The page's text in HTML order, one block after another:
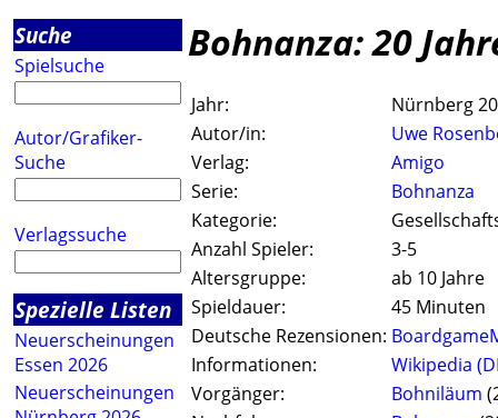
Suche
Spielsuche
Autor/Grafiker-
Suche
Verlagssuche
Spezielle Listen
Neuerscheinungen
Essen 2026
Neuerscheinungen
Bohnanza: 20
Jahr:
Nürnberg
Autor/in:
Uwe
Verlag:
Amigo
Serie:
Bohnanza
Kategorie:
Anzahl Spieler:
3-5
Altersgruppe:
ab 10 Jahre
Spieldauer:
45 Minuten
Deutsche Rezensionen:
Informationen:
Wikipedia
Vorgänger:
Bohniläum